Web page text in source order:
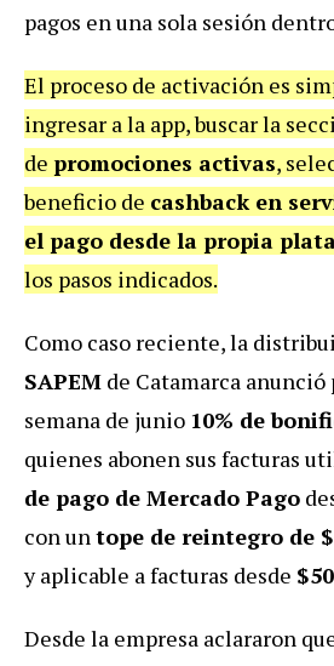
pagos en una sola sesión
El proceso de activación es
ingresar a la app, buscar la
de promociones activas,
beneficio de cashback en
el pago desde la propia
los pasos indicados.
Como caso reciente, la
SAPEM de Catamarca
semana de junio 10% de
quienes abonen sus facturas
de pago de Mercado Pago
con untope de reintegro de
y aplicable a facturas desde
Desde la empresa aclararon